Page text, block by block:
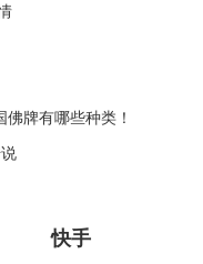
牌有哪些种类！
快手